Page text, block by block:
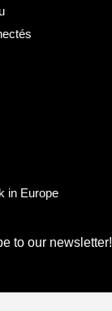
in Europe
to our newsletter!